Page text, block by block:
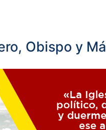
Obispo y